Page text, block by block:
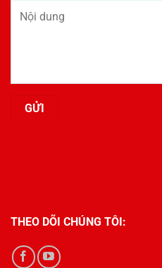
THEO DÕI CHÚNG TÔI: